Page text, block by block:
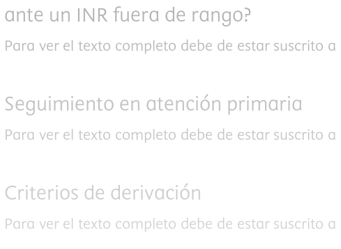
ante un INR fuera de rango?
Para ver el texto completo debe de estar suscrito a
Seguimiento en atención primaria
Para ver el texto completo debe de estar suscrito a
Criterios de derivación
Para ver el texto completo debe de estar suscrito a